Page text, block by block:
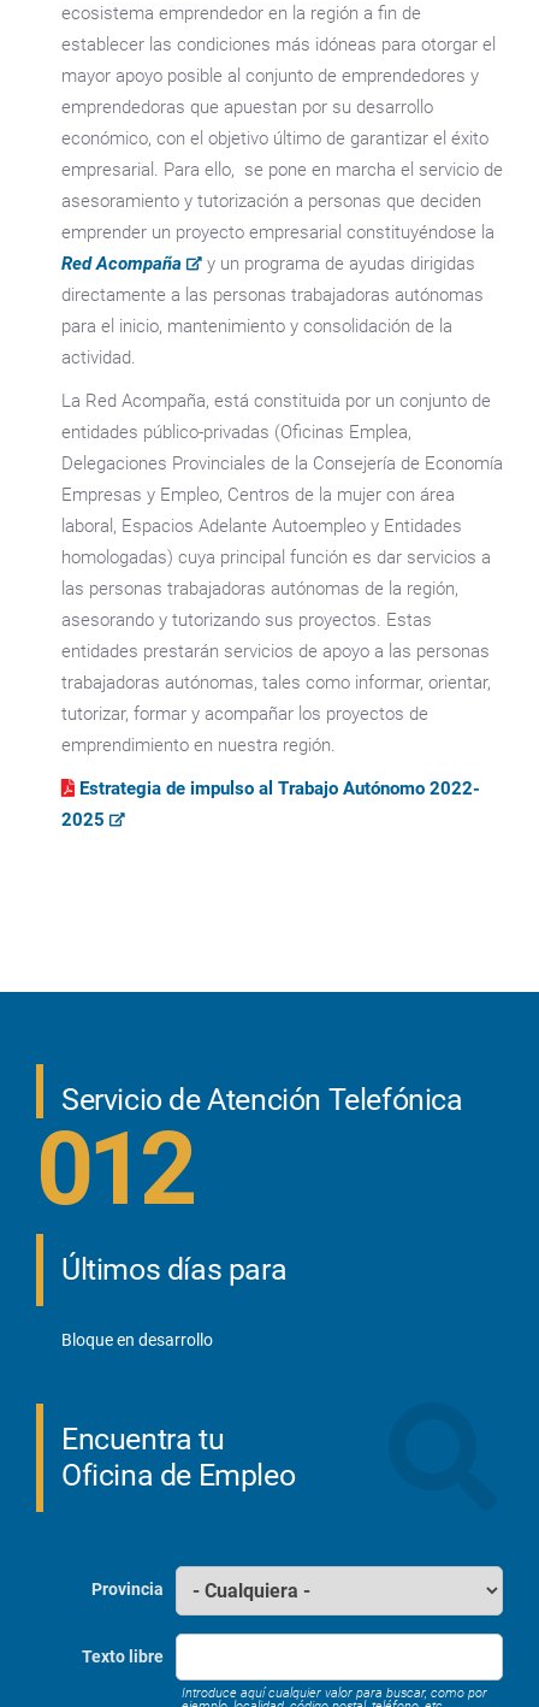
ecosistema emprendedor en la región a fin de
establecer las condiciones más idóneas para otorgar el
mayor apoyo posible al conjunto de emprendedores y
emprendedoras que apuestan por su desarrollo
económico, con el objetivo último de garantizar el éxito
empresarial. Para ello, se pone en marcha el servicio de
asesoramiento y tutorización a personas que deciden
emprender un proyecto empresarial constituyéndose la
Red Acompaña
y un programa de ayudas dirigidas
directamente a las personas trabajadoras autónomas
para el inicio, mantenimiento y consolidación de la
actividad.
La Red Acompaña, está constituida por un conjunto de
entidades público-privadas (Oficinas Emplea,
Delegaciones Provinciales de la Consejería de Economía
Empresas y Empleo, Centros de la mujer con área
laboral, Espacios Adelante Autoempleo y Entidades
homologadas) cuya principal función es dar servicios a
las personas trabajadoras autónomas de la región,
asesorando y tutorizando sus proyectos. Estas
entidades prestarán servicios de apoyo a las personas
trabajadoras autónomas, tales como informar, orientar,
tutorizar, formar y acompañar los proyectos de
emprendimiento en nuestra región.
Estrategia de impulso al Trabajo Autónomo 2022-
2025
Servicio de Atención Telefónica
012
Últimos días para
Bloque en desarrollo
Encuentra tu
Oficina de Empleo
Provincia
Texto libre
Introduce aquí cualquier valor para buscar, como por